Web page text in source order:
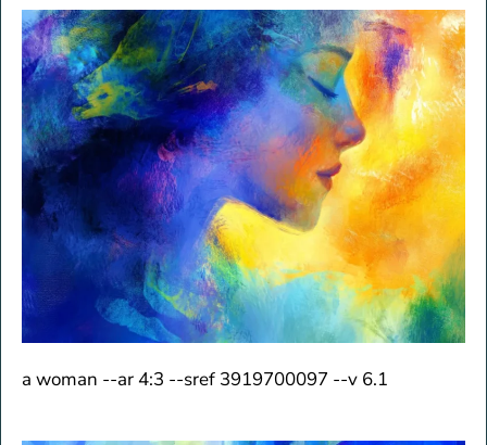
a woman --ar 4:3 --sref 3919700097 --v 6.1